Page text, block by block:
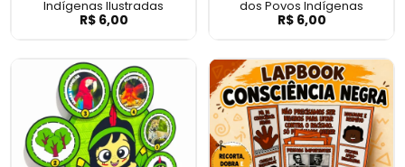
Indígenas Ilustradas
Livro com 12 Lendas Indígenas Ilustradas
R$6,00
dos Povos Indígenas
Cartaz
R$6,00